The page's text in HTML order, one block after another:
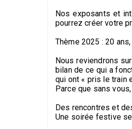
Nos exposants et
pourrez créer votre
Thème 2025 : 20
Nous reviendrons
bilan de ce qui a
qui ont « pris le train
Parce que sans
Des rencontres et
Une soirée festive